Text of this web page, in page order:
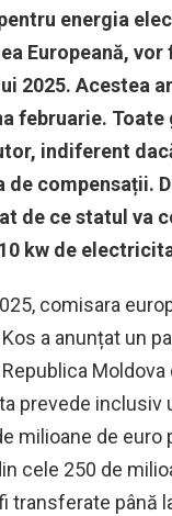
energia
Europeană, vor
2025. Acestea
februarie.
indiferent
de compensații.
de ce statul va
kw de
comisara
a anunțat un
Moldova
prevede inclusiv
milioane de euro
cele 250 de
transferate până